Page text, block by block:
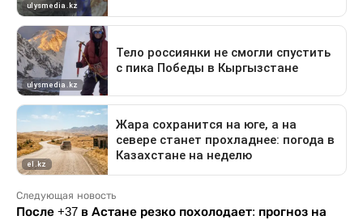
Следующая новость
После +37 в Астане резко похолодает: прогноз на